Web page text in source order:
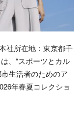
社所在地：東京都千
、“スポーツとカル
生活者のためのア
年春夏コレクショ